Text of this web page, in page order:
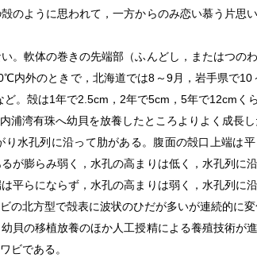
のように思われて，一方からのみ恋い慕う片思
。軟体の巻きの先端部（ふんどし，またはつの
内外のときで，北海道では8～9月，岩手県で
。殻は1年で2.5cm，2年で5cm，5年で12cmく
湾有珠へ幼貝を放養したところよりよく成長し
水孔列に沿って肋がある。腹面の殻口上端は
が膨らみ弱く，水孔の高まりは低く，水孔列に
平らにならず，水孔の高まりは弱く，水孔列に
北方型で殻表に波状のひだが多いが連続的に変
貝の移植放養のほか人工授精による養殖技術が
ビである。